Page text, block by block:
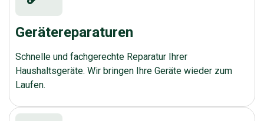
Gerätereparaturen
Schnelle und fachgerechte Reparatur Ihrer
Haushaltsgeräte. Wir bringen Ihre Geräte wieder zum
Laufen.